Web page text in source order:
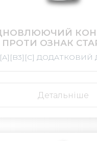
ПРОТИ ОЗНАК
[А][B3][С] ДОДАТКОВИЙ
Детальніше